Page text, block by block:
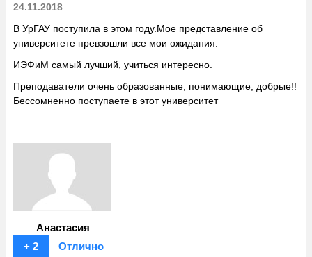
24.11.2018
В УрГАУ поступила в этом году.Мое представление об
университете превзошли все мои ожидания.
ИЭФиМ самый лучший, учиться интересно.
Преподаватели очень образованные, понимающие, добрые!!
Бессомненно поступаете в этот университет
Анастасия
+ 2
Отлично